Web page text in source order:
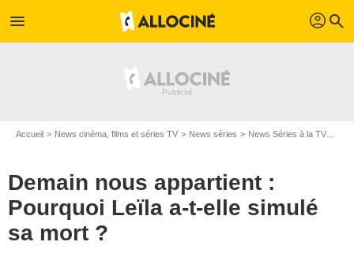
menu profil search
Accueil News cinéma, films et séries TV News séries News Séries à la TV
Demain nous appartient :
Pourquoi Leïla a-t-elle simulé
sa mort ?